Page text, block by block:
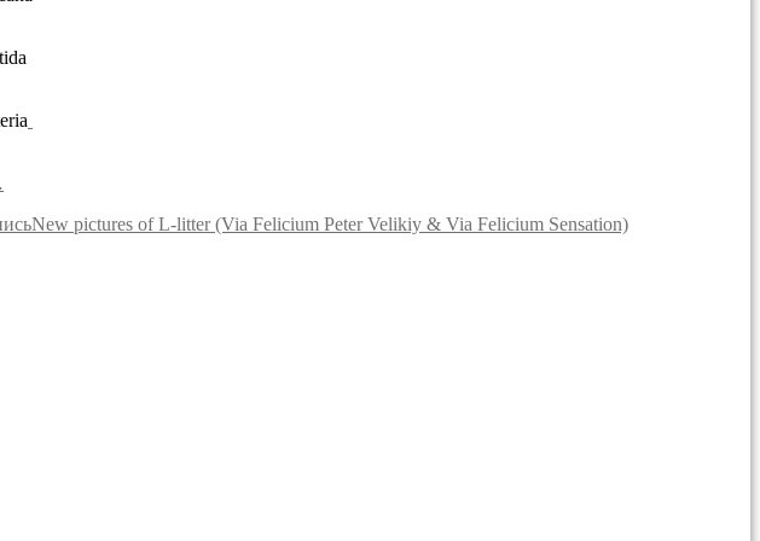
New pictures of L-litter (Via Felicium Peter Velikiy & Via Felicium Sensation)